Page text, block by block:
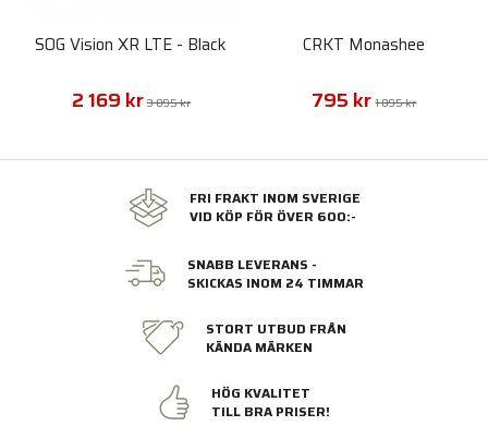
SOG Vision XR LTE - Black
2 169 kr 3 095 kr
CRKT Monashee
795 kr 1 095 kr
FRI FRAKT INOM SVERIGE
VID KÖP FÖR ÖVER 600:-
SNABB LEVERANS -
SKICKAS INOM 24 TIMMAR
STORT UTBUD FRÅN
KÄNDA MÄRKEN
HÖG KVALITET
TILL BRA PRISER!